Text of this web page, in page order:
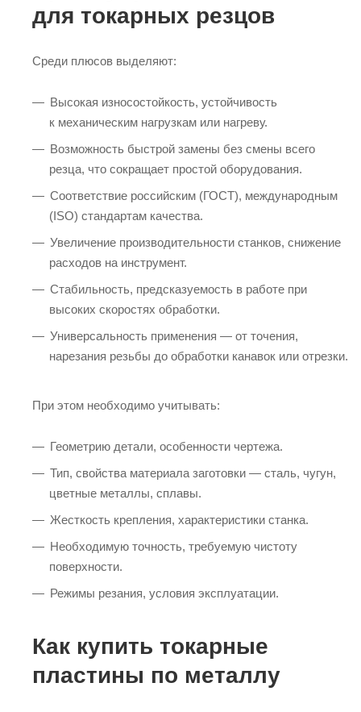
для токарных резцов
Среди плюсов выделяют:
Высокая износостойкость, устойчивость
к механическим нагрузкам или нагреву.
Возможность быстрой замены без смены всего
резца, что сокращает простой оборудования.
Соответствие российским (ГОСТ), международным
(ISO) стандартам качества.
Увеличение производительности станков, снижение
расходов на инструмент.
Стабильность, предсказуемость в работе при
высоких скоростях обработки.
Универсальность применения — от точения,
нарезания резьбы до обработки канавок или отрезки.
При этом необходимо учитывать:
Геометрию детали, особенности чертежа.
Тип, свойства материала заготовки — сталь, чугун,
цветные металлы, сплавы.
Жесткость крепления, характеристики станка.
Необходимую точность, требуемую чистоту
поверхности.
Режимы резания, условия эксплуатации.
Как купить токарные
пластины по металлу